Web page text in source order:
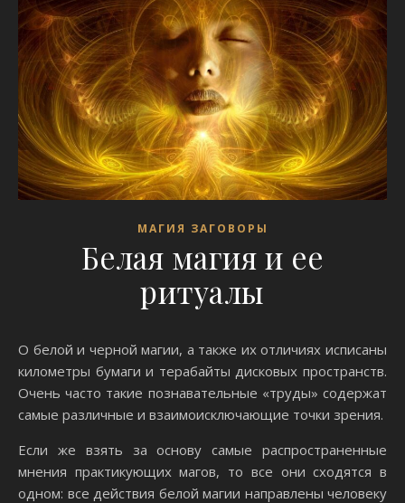
МАГИЯ ЗАГОВОРЫ
Белая магия и ее
ритуалы
О белой и черной магии, а также их отличиях исписаны
километры бумаги и терабайты дисковых пространств.
Очень часто такие познавательные «труды» содержат
самые различные и взаимоисключающие точки зрения.
Если же взять за основу самые распространенные
мнения практикующих магов, то все они сходятся в
одном: все действия белой магии направлены человеку